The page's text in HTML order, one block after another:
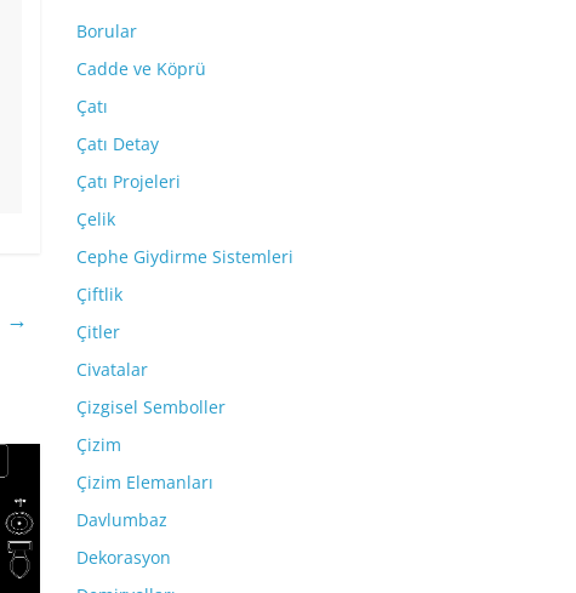
→
Borular
Cadde ve Köprü
Çatı
Çatı Detay
Çatı Projeleri
Çelik
Cephe Giydirme Sistemleri
Çiftlik
Çitler
Civatalar
Çizgisel Semboller
Çizim
Çizim Elemanları
Davlumbaz
Dekorasyon